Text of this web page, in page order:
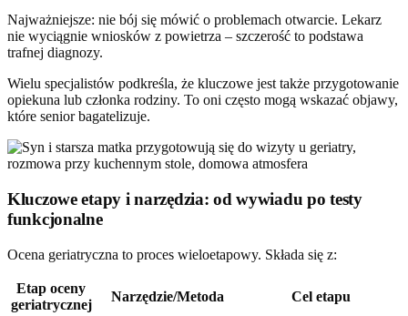
Najważniejsze: nie bój się mówić o problemach otwarcie. Lekarz
nie wyciągnie wniosków z powietrza – szczerość to podstawa
trafnej diagnozy.
Wielu specjalistów podkreśla, że kluczowe jest także przygotowanie
opiekuna lub członka rodziny. To oni często mogą wskazać objawy,
które senior bagatelizuje.
Kluczowe etapy i narzędzia: od wywiadu po testy
funkcjonalne
Ocena geriatryczna to proces wieloetapowy. Składa się z:
Etap oceny
geriatrycznej
Narzędzie/Metoda
Cel etapu